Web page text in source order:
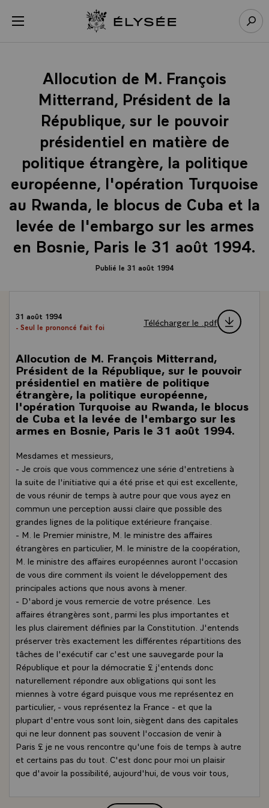
menu Retour à l’accueil Élysée
Allocution de M. François
Mitterrand, Président de la
République, sur le pouvoir
présidentiel en matière de
politique étrangère, la politique
européenne, l'opération Turquoise
au Rwanda, le blocus de Cuba et la
levée de l'embargo sur les armes
en Bosnie, Paris le 31 août 1994.
Publié le 31 août 1994
31 août 1994
- Seul le prononcé fait foi
Télécharger le .pdf
Allocution de M. François Mitterrand,
Président de la République, sur le pouvoir
présidentiel en matière de politique
étrangère, la politique européenne,
l'opération Turquoise au Rwanda, le blocus
de Cuba et la levée de l'embargo sur les
armes en Bosnie, Paris le 31 août 1994.
Mesdames et messieurs,
- Je crois que vous commencez une série d'entretiens à
la suite de l'initiative qui a été prise et qui est excellente,
de vous réunir de temps à autre pour que vous ayez en
commun une perception aussi claire que possible des
grandes lignes de la politique extérieure française.
- M. le Premier ministre, M. le ministre des affaires
étrangères en particulier, M. le ministre de la coopération,
M. le ministre des affaires européennes auront l'occasion
de vous dire comment ils voient le développement des
principales actions que nous avons à mener.
- D'abord je vous remercie de votre présence. Les
affaires étrangères sont, parmi les plus importantes et
les plus clairement définies par la Constitution. J'entends
préserver très exactement les différentes répartitions des
tâches de l'exécutif car c'est une sauvegarde pour la
République et pour la démocratie £ j'entends donc
naturellement répondre aux obligations qui sont les
miennes à votre égard puisque vous me représentez en
particulier, - vous représentez la France - et que la
plupart d'entre vous sont loin, siègent dans des capitales
qui ne leur donnent pas souvent l'occasion de venir à
Paris £ je ne vous rencontre qu'une fois de temps à autre
et certains pas du tout. C'est donc pour moi un plaisir
que d'avoir la possibilité, aujourd'hui, de vous voir tous,
Panneau de gestion des cookies